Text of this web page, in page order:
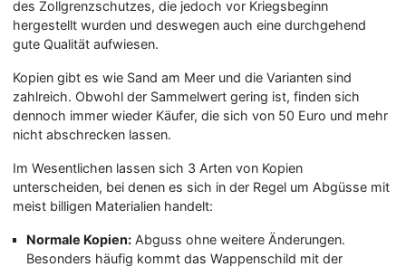
des Zollgrenzschutzes, die jedoch vor Kriegsbeginn
hergestellt wurden und deswegen auch eine durchgehend
gute Qualität aufwiesen.
Kopien gibt es wie Sand am Meer und die Varianten sind
zahlreich. Obwohl der Sammelwert gering ist, finden sich
dennoch immer wieder Käufer, die sich von 50 Euro und mehr
nicht abschrecken lassen.
Im Wesentlichen lassen sich 3 Arten von Kopien
unterscheiden, bei denen es sich in der Regel um Abgüsse mit
meist billigen Materialien handelt:
Normale Kopien: Abguss ohne weitere Änderungen.
Besonders häufig kommt das Wappenschild mit der